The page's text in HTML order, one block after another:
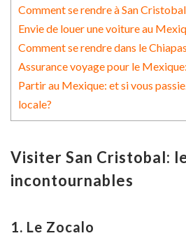
Comment se rendre à San
Envie de louer une voiture au
Comment se rendre dans le
Assurance voyage pour le
Partir au Mexique: et si vous
locale?
Visiter San Cristobal:
incontournables
1. Le Zocalo